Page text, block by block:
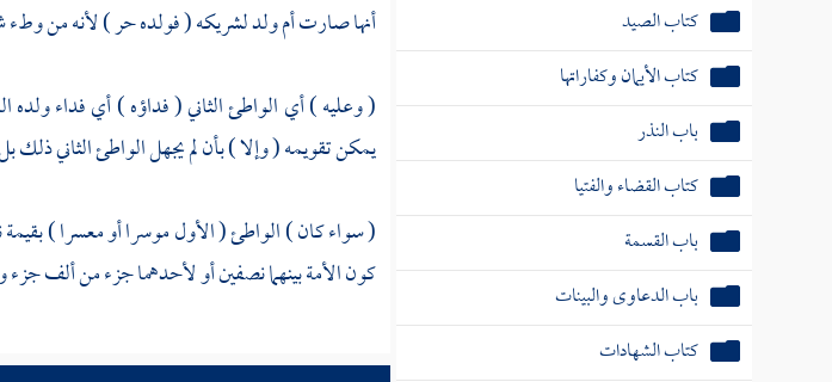
كتاب الصيد
كتاب الأيمان وكفاراتها
باب النذر
كتاب القضاء والفتيا
باب القسمة
باب الدعاوى والبينات
كتاب الشهادات
أنها صارت أم ولد لشريكه ( فولده حر ) لأنه من وطء
( وعليه ) أي الواطئ الثاني ( فداؤه ) أي فداء ولده
يمكن تقويمه ( وإلا ) بأن لم يجهل الواطئ الثاني ذلك
( سواء كان ) الواطئ ( الأول موسرا أو معسرا )
كون الأمة بينهما نصفين أو لأحدهما جزء من ألف جزء